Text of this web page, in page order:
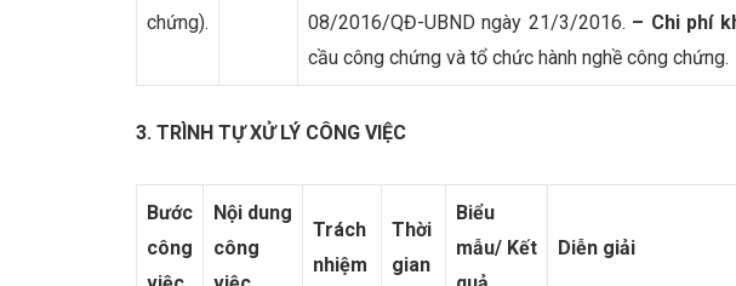
chứng).
08/2016/QĐ-UBND ngày 21/3/2016. – Chi phí
cầu công chứng và tổ chức hành nghề công chứng.
3. TRÌNH TỰ XỬ LÝ CÔNG VIỆC
Bước
công
Nội dung
công
Trách
nhiệm
Thời
gian
Biểu
mẫu/ Kết
Diễn giải